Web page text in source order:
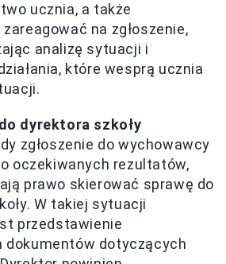
ucznia, a także
na zgłoszenie,
analizę sytuacji i
które wesprą ucznia
dyrektora szkoły
zgłoszenie do wychowawcy
oczekiwanych rezultatów,
prawo skierować sprawę do
W takiej sytuacji
przedstawienie
dokumentów dotyczących